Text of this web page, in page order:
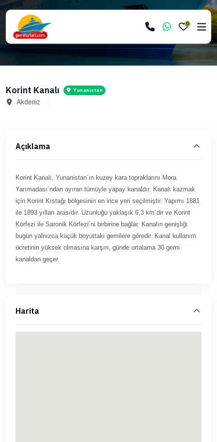
0
Korint Kanalı Yunanistan
Akdeniz
Açıklama
Korint Kanalı, Yunanistan´ın kuzey kara topraklarını Mora
Yarımadası´ndan ayıran tümüyle yapay kanaldır. Kanalı kazmak
için Korint Kıstağı bölgesinin en ince yeri seçilmiştir. Yapımı 1881
ile 1893 yılları arasıdır. Uzunluğu yaklaşık 6,3 km´dir ve Korint
Körfezi ile Saronik Körfezi´ni birbirine bağlar. Kanalın genişliği
bugün yalnızca küçük boyuttaki gemilere göredir. Kanal kullanım
ücretinin yüksek olmasına karşın, günde ortalama 30 gemi
kanaldan geçer.
Harita